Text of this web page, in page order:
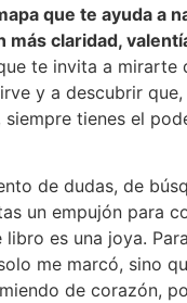
que te ayuda a
más claridad,
te invita a mirarte
y a descubrir que,
tienes el
de dudas, de
un empujón para
es una joya.
me marcó, sino
de corazón,